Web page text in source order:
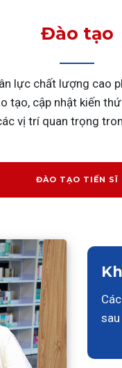
Đào tạo
lực chất lượng cao
tạo, cập nhật kiến
vị trí quan trọng
ĐÀO TẠO TIẾN SĨ